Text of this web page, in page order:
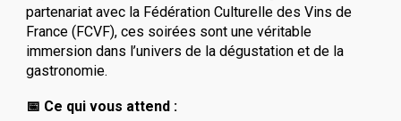
partenariat avec la Fédération Culturelle des Vins de
France (FCVF), ces soirées sont une véritable
immersion dans l’univers de la dégustation et de la
gastronomie.
📅 Ce qui vous attend :